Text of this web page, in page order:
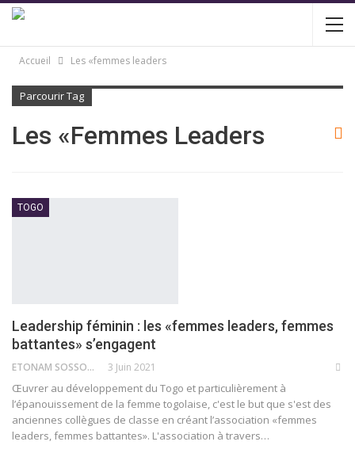
Accueil Les «femmes leaders
Parcourir Tag
Les «femmes Leaders
TOGO
Leadership féminin : les «femmes leaders, femmes
battantes» s’engagent
ETONAM SOSSOU 3 Juin 2021
Œuvrer au développement du Togo et particulièrement à
l’épanouissement de la femme togolaise, c'est le but que s'est des
anciennes collègues de classe en créant l’association «femmes
leaders, femmes battantes». L'association à travers…